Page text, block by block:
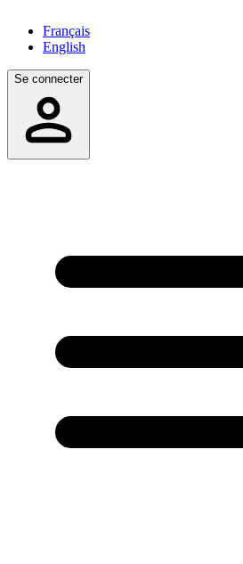
Français
English
Se connecter